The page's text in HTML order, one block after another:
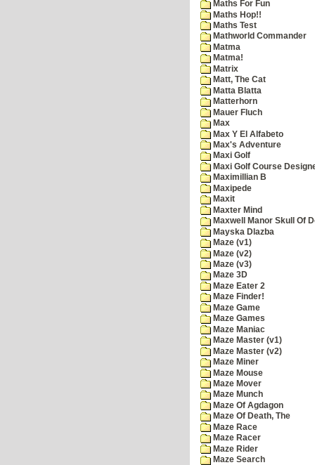
Maths For Fun
Maths Hop!!
Maths Test
Mathworld Commander
Matma
Matma!
Matrix
Matt, The Cat
Matta Blatta
Matterhorn
Mauer Fluch
Max
Max Y El Alfabeto
Max's Adventure
Maxi Golf
Maxi Golf Course
Maximillian B
Maxipede
Maxit
Maxter Mind
Maxwell Manor Skull Of
Mayska Dlazba
Maze (v1)
Maze (v2)
Maze (v3)
Maze 3D
Maze Eater 2
Maze Finder!
Maze Game
Maze Games
Maze Maniac
Maze Master (v1)
Maze Master (v2)
Maze Miner
Maze Mouse
Maze Mover
Maze Munch
Maze Of Agdagon
Maze Of Death, The
Maze Race
Maze Racer
Maze Rider
Maze Search